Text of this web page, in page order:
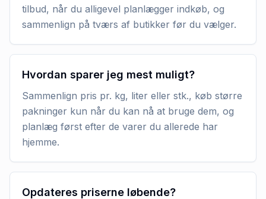
tilbud, når du alligevel planlægger indkøb, og
sammenlign på tværs af butikker før du vælger.
Hvordan sparer jeg mest muligt?
Sammenlign pris pr. kg, liter eller stk., køb større
pakninger kun når du kan nå at bruge dem, og
planlæg først efter de varer du allerede har
hjemme.
Opdateres priserne løbende?